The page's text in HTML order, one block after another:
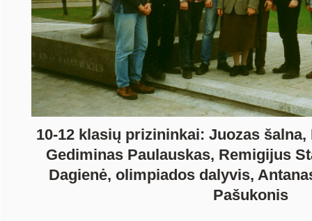
10-12 klasių prizininkai: Juozas
Gediminas Paulauskas, Remigijus
Dagienė, olimpiados dalyvis,
Pašukonis